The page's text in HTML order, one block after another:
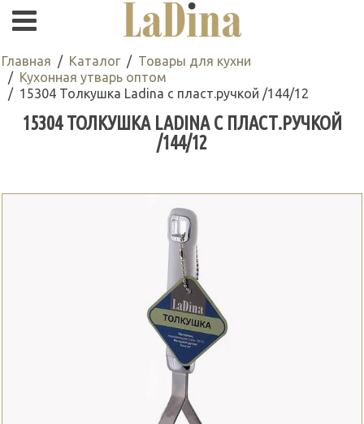
Главная Каталог
Товары для кухни
Кухонная утварь оптом
15304 Толкушка Ladina с пласт.ручкой /144/12
15304 ТОЛКУШКА LADINA С ПЛАСТ.РУЧКОЙ
/144/12